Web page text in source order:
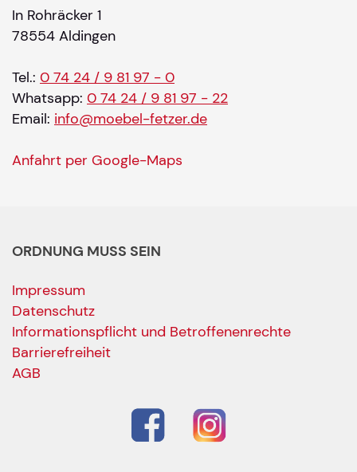
In Rohräcker 1
78554 Aldingen
Tel.: 0 74 24 / 9 81 97 - 0
Whatsapp: 0 74 24 / 9 81 97 - 22
Email: info@moebel-fetzer.de
Anfahrt per Google-Maps
ORDNUNG MUSS SEIN
Impressum
Datenschutz
Informationspflicht und Betroffenenrechte
Barrierefreiheit
AGB